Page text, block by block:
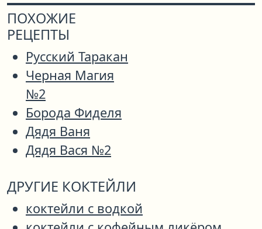
ПОХОЖИЕ
РЕЦЕПТЫ
Русский Таракан
Черная Магия
№2
Борода Фиделя
Дядя Ваня
Дядя Вася №2
ДРУГИЕ КОКТЕЙЛИ
коктейли с водкой